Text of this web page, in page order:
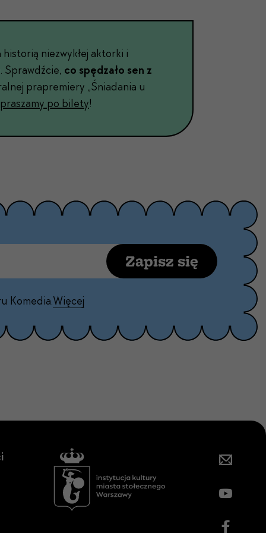
niezwykłej aktor­ki i
Sprawdź­cie, co spędza­ło sen z
prapremiery „Śni­ada­nia u
po bile­ty!
Zapisz się
Komedia.Więcej